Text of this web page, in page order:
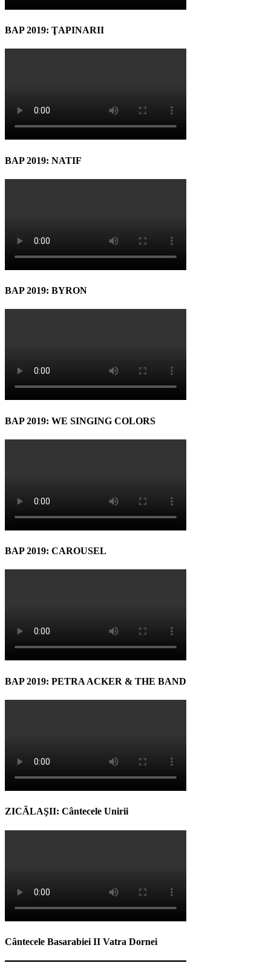
BAP 2019: ŢAPINARII
BAP 2019: NATIF
BAP 2019: BYRON
BAP 2019: WE SINGING COLORS
BAP 2019: CAROUSEL
BAP 2019: PETRA ACKER & THE BAND
ZICĂLAŞII: Cântecele Unirii
Cântecele Basarabiei II Vatra Dornei